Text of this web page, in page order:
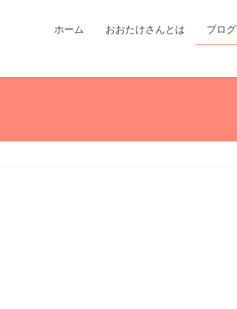
ホーム おおたけさんとは ブログ